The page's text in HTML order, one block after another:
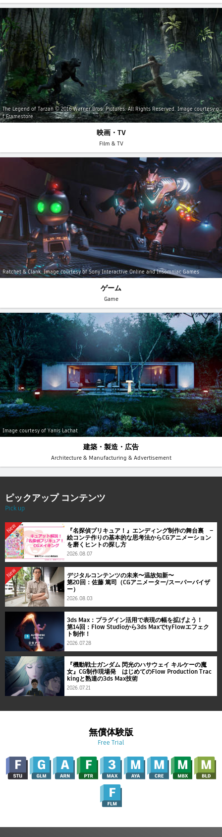
The Legend of Tarzan © 2016 Warner Bros. Pictures. All Rights Reserved. Image courtesy o
f Framestore
映画・TV
Film & TV
Ratchet & Clank. Image courtesy of Sony Interactive Online and Insomniac Games
ゲーム
Game
Image courtesy of Yanis Lachat
建築・製造・広告
Architecture & Manufacturing & Advertisement
ピックアップ コンテンツ
Pick up
New
『名探偵プリキュア！』エンディング制作の舞台裏 ―
絵コンテ作りの基本的な思考法からCGアニメーション
を磨くヒントの探し方
2026.08.07
New
デジタルコンテンツの未来〜温故知新〜
第20回：佐藤 篤司（CGアニメーター/スーパーバイザ
ー）
2026.08.03
3ds Max：プラグイン活用で表現の幅を拡げよう！
第14回：Flow Studioから3ds MaxでtyFlowエフェク
ト制作！
2026.07.28
『機動戦士ガンダム 閃光のハサウェイ キルケーの魔
女』CG制作現場発 はじめてのFlow Production Trac
kingと熟達の3ds Max技術
2026.07.21
無償体験版
Free Trial